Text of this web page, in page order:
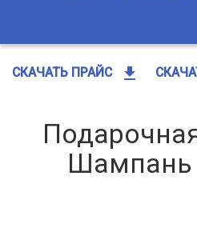
СКАЧАТЬ ПРАЙС get_app
Шампань